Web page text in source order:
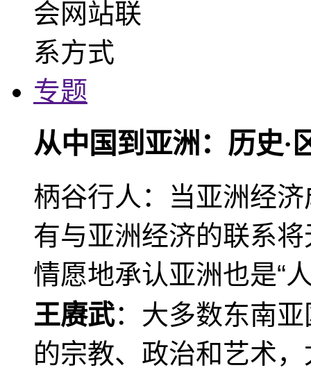
专题
从中国到亚洲：历史·
柄谷行人：当亚洲经
有与亚洲经济的联系
情愿地承认亚洲也是“
王赓武：大多数东南
的宗教、政治和艺术